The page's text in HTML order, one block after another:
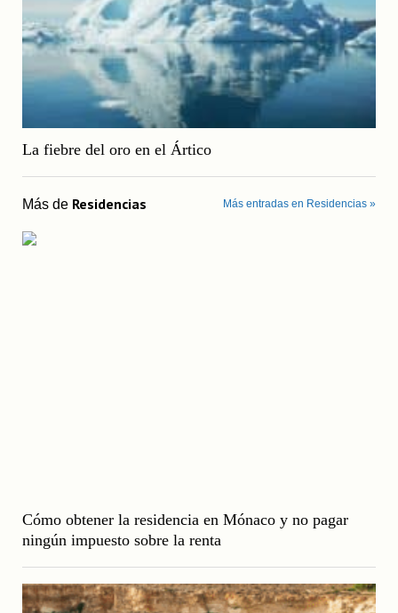
La fiebre del oro en el Ártico
Más de Residencias Más entradas en Residencias »
Cómo obtener la residencia en Mónaco y no pagar
ningún impuesto sobre la renta